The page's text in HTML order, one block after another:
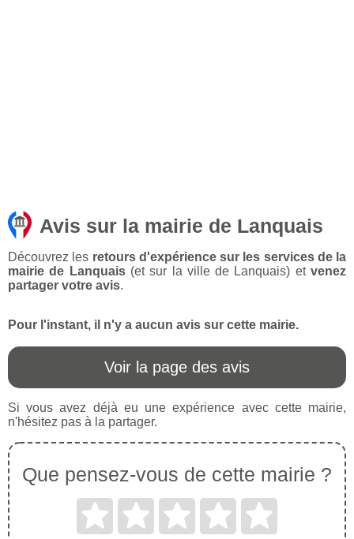
Avis sur la mairie de Lanquais
Découvrez les retours d'expérience sur les services de la
mairie de Lanquais(et sur la ville de Lanquais) etvenez
partager votre avis.
Pour l'instant, il n'y a aucun avis sur cette mairie.
Voir la page des avis
Si vous avez déjà eu une expérience avec cette mairie,
n'hésitez pas à la partager.
Que pensez-vous de cette mairie ?